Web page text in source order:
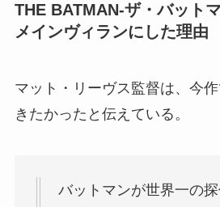
THE BATMAN-ザ・バット
メインヴィランにした理由
マット・リーヴス監督は、今
きたかったと伝えている。
バットマンが世界一の